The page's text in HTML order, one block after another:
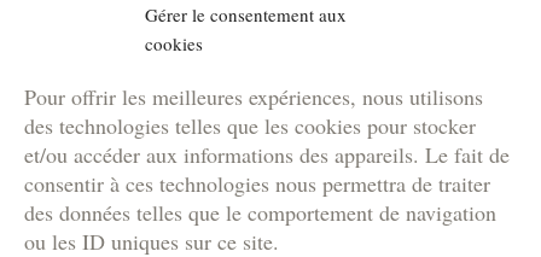
Gérer le consentement aux
cookies
Pour offrir les meilleures expériences, nous utilisons
des technologies telles que les cookies pour stocker
et/ou accéder aux informations des appareils. Le fait de
consentir à ces technologies nous permettra de traiter
des données telles que le comportement de navigation
ou les ID uniques sur ce site.
Location de matériel
NOS BROCHURES
Brochure Team Building
Brochure Outdoor
Brochure Agence
Brochure Kids